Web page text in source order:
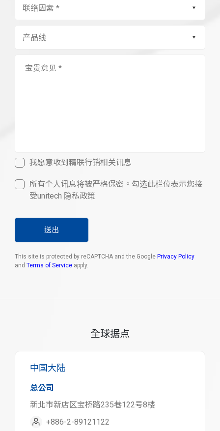
我愿意收到精联行销相关讯息
所有个人讯息将被严格保密。勾选此栏位表示您接
受unitech 隐私政策
送出
This site is protected by reCAPTCHA and the Google Privacy Policy
and Terms of Service apply.
全球据点
中国大陆
总公司
新北市新店区宝桥路235巷122号8楼
+886-2-89121122